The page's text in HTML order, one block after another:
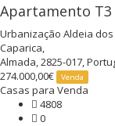
Apartamento T3
Urbanização Aldeia
Caparica,
Almada, 2825-017,
274.000,00€
Venda
Casas para Venda
4808
0